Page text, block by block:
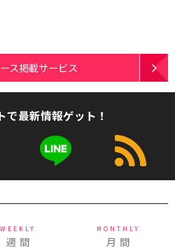
ス掲載サービス
で最新情報ゲット！
WEEKLY
週 間
MONTHLY
月 間